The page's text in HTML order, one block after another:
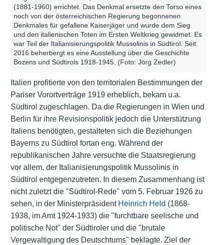
(1881-1960) errichtet. Das Denkmal ersetzte den Torso eines
noch von der österreichischen Regierung begonnenen
Denkmales für gefallene Kaiserjäger und wurde dem Sieg
und den italienischen Toten im Ersten Weltkrieg gewidmet. Es
war Teil der Italianisierungspolitik Mussolinis in Südtirol. Seit
2016 beherbergt es eine Ausstellung über die Geschichte
Bozens und Südtirols 1918-1945. (Foto: Jörg Zedler)
Italien profitierte von den territorialen Bestimmungen der
Pariser Vorortverträge 1919 erheblich, bekam u.a.
Südtirol zugeschlagen. Da die Regierungen in Wien und
Berlin für ihre Revisionspolitik jedoch die Unterstützung
Italiens benötigten, gestalteten sich die Beziehungen
Bayerns zu Südtirol fortan eng. Während der
republikanischen Jahre versuchte die Staatsregierung
vor allem, der Italianisierungspolitik Mussolinis in
Südtirol entgegenzutreten. In diesem Zusammenhang ist
nicht zuletzt die "Südtirol-Rede" vom 5. Februar 1926 zu
sehen, in der Ministerpräsident Heinrich Held (1868-
1938, im Amt 1924-1933) die "furchtbare seelische und
politische Not" der Südtiroler und die "brutale
Vergewaltigung des Deutschtums" beklagte. Ziel der